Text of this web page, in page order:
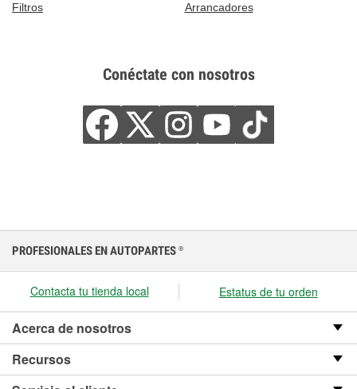
Filtros
Arrancadores
Conéctate con nosotros
PROFESIONALES EN AUTOPARTES ®
Contacta tu tienda local Estatus de tu orden
Acerca de nosotros
Recursos